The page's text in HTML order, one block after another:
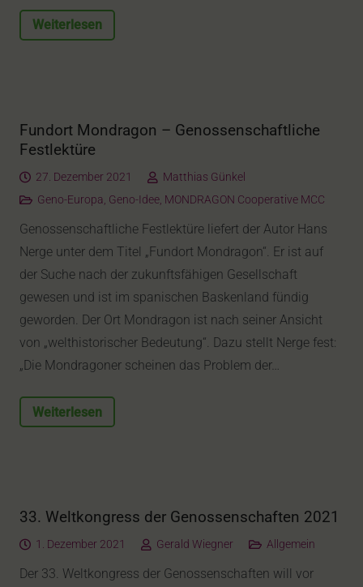
Weiterlesen
Fundort Mondragon – Genossenschaftliche
Festlektüre
27. Dezember 2021
Matthias Günkel
Geno-Europa, Geno-Idee, MONDRAGON Cooperative MCC
Genossenschaftliche Festlektüre liefert der Autor Hans
Nerge unter dem Titel „Fundort Mondragon“. Er ist auf
der Suche nach der zukunftsfähigen Gesellschaft
gewesen und ist im spanischen Baskenland fündig
geworden. Der Ort Mondragon ist nach seiner Ansicht
von „welthistorischer Bedeutung“. Dazu stellt Nerge fest:
„Die Mondragoner scheinen das Problem der…
Weiterlesen
33. Weltkongress der Genossenschaften 2021
1. Dezember 2021 Gerald Wiegner Allgemein
Der 33. Weltkongress der Genossenschaften will vor